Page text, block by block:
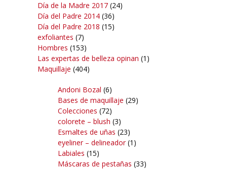
Día de la Madre 2017 (24)
Día del Padre 2014 (36)
Día del Padre 2018 (15)
exfoliantes (7)
Hombres (153)
Las expertas de belleza opinan (1)
Maquillaje (404)
Andoni Bozal (6)
Bases de maquillaje (29)
Colecciones (72)
colorete – blush (3)
Esmaltes de uñas (23)
eyeliner – delineador(1)
Labiales (15)
Máscaras de pestañas (33)